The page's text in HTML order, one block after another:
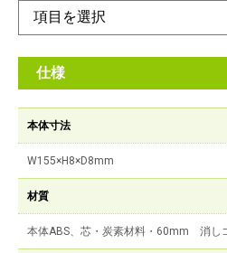
仕様
本体寸法
W155×H8×D8mm
材質
本体ABS、芯・炭素材料・60mm 消し